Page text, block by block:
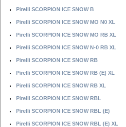
Pirelli SCORPION ICE SNOW B
Pirelli SCORPION ICE SNOW MO N0 XL
Pirelli SCORPION ICE SNOW MO RB XL
Pirelli SCORPION ICE SNOW N-0 RB XL
Pirelli SCORPION ICE SNOW RB
Pirelli SCORPION ICE SNOW RB (E) XL
Pirelli SCORPION ICE SNOW RB XL
Pirelli SCORPION ICE SNOW RBL
Pirelli SCORPION ICE SNOW RBL (E)
Pirelli SCORPION ICE SNOW RBL (E) XL